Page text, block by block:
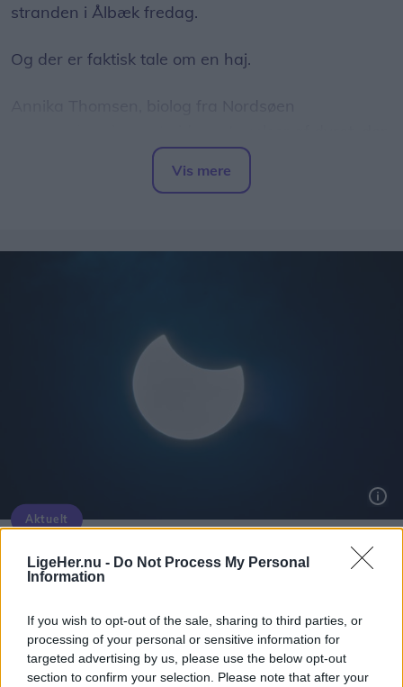
LigeHer.nu - Do Not Process My Personal
Information
If you wish to opt-out of the sale, sharing to third parties, or
processing of your personal or sensitive information for
targeted advertising by us, please use the below opt-out
section to confirm your selection. Please note that after your
stranden i Ålbæk fredag.
Og der er faktisk tale om en haj.
er blevet spottet nær kysten ved Ålbæk, og hun
bekræfter over for LigeHer.nu, at der er tale om en
Og det er ikke nogen lille fisk.
- Det er verdens næststørste haj efter hvalhajen,
fortæller hun.
Vis mere
Aktuelt
Nordjyder kan se årtiets største
solformørkelse
Emilie Nesheim Shaw
Følg os på Discover